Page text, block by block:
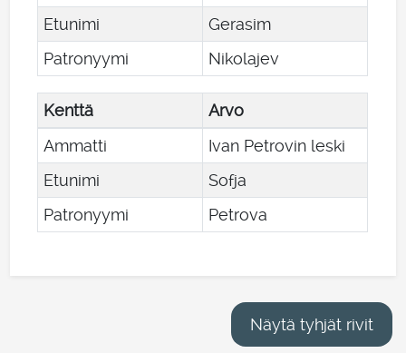
Etunimi
Gerasim
Patronyymi
Nikolajev
Kenttä
Arvo
Ammatti
Ivan Petrovin leski
Etunimi
Sofja
Patronyymi
Petrova
Näytä tyhjät rivit